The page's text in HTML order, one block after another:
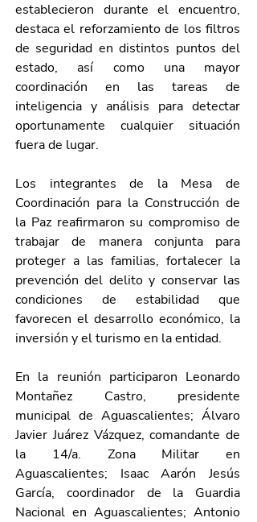
establecieron durante el encuentro,
destaca el reforzamiento de los filtros
de seguridad en distintos puntos del
estado, así como una mayor
coordinación en las tareas de
inteligencia y análisis para detectar
oportunamente cualquier situación
fuera de lugar.
Los integrantes de la Mesa de
Coordinación para la Construcción de
la Paz reafirmaron su compromiso de
trabajar de manera conjunta para
proteger a las familias, fortalecer la
prevención del delito y conservar las
condiciones de estabilidad que
favorecen el desarrollo económico, la
inversión y el turismo en la entidad.
En la reunión participaron Leonardo
Montañez Castro, presidente
municipal de Aguascalientes; Álvaro
Javier Juárez Vázquez, comandante de
la 14/a. Zona Militar en
Aguascalientes; Isaac Aarón Jesús
García, coordinador de la Guardia
Nacional en Aguascalientes; Antonio